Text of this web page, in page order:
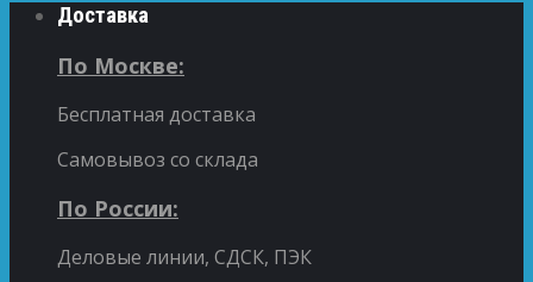
Доставка
По Москве:
Бесплатная доставка
Самовывоз со склада
По России:
Деловые линии, СДСК, ПЭК